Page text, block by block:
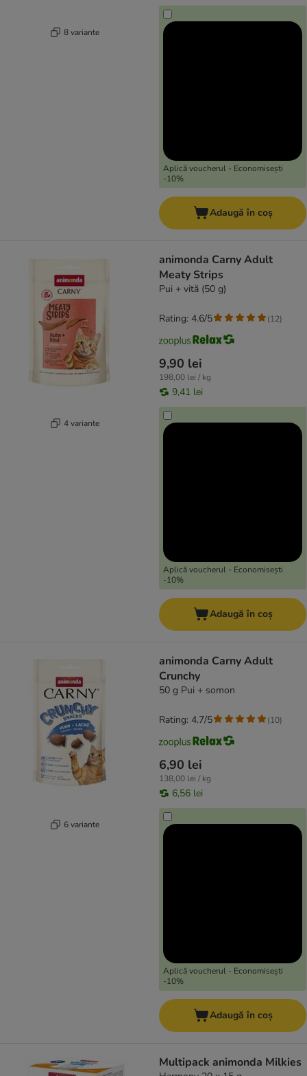
8 variante
Aplică voucherul - Economisești
-10%
Adaugă în coș
4 variante
animonda Carny Adult
Meaty Strips
Pui + vită (50 g)
9,90 lei
198,00 lei / kg
9,41 lei
Aplică voucherul - Economisești
-10%
Rating: 4.6/5 (12)
Adaugă în coș
6 variante
animonda Carny Adult
Crunchy
50 g Pui + somon
6,90 lei
138,00 lei / kg
6,56 lei
Aplică voucherul - Economisești
-10%
Rating: 4.7/5 (10)
Adaugă în coș
Multipack animonda Milkies